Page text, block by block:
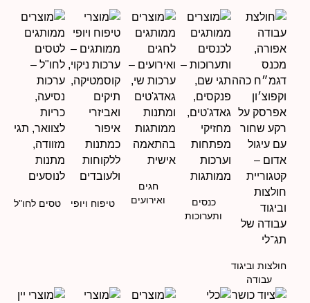
חולצות וביגוד
עבודה
כנסים
ותערוכות
חגים
ואירועים
טיפוח ויופי טסים לחו"ל